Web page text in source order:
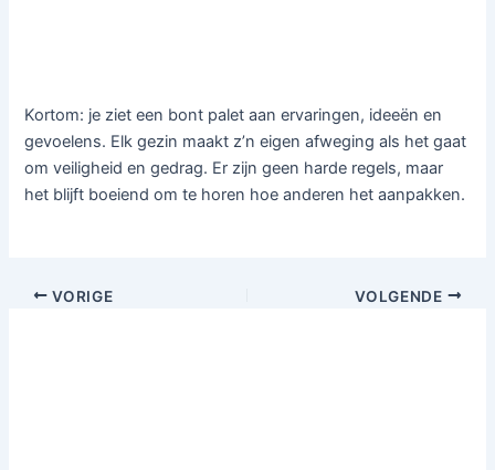
Kortom: je ziet een bont palet aan ervaringen, ideeën en
gevoelens. Elk gezin maakt z’n eigen afweging als het gaat
om veiligheid en gedrag. Er zijn geen harde regels, maar
het blijft boeiend om te horen hoe anderen het aanpakken.
VORIGE VOLGENDE